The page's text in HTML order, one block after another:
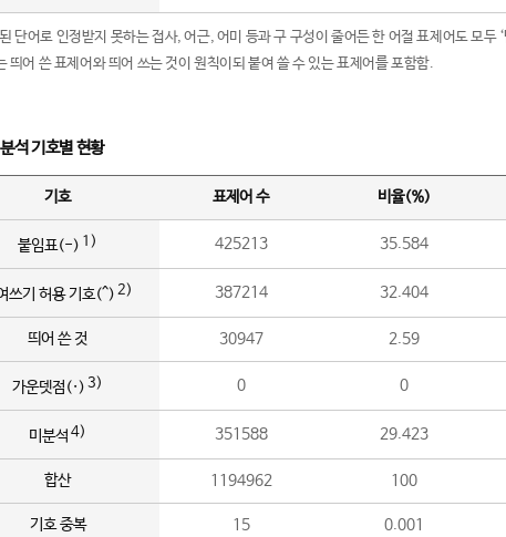
단어로 인정받지 못하는 접사, 어근, 어미 등과 구 구성이 줄어든 한 어절 표제어도 모두
띄어 쓴 표제어와 띄어 쓰는 것이 원칙이되 붙여 쓸 수 있는 표제어를 포함함.
석 기호별 현황
기호 표제어 수 비율(%)
붙임표(-) 1) 425213 35.584
쓰기 허용 기호(^) 2) 387214 32.404
띄어 쓴 것 30947 2.59
가운뎃점(·) 3) 0 0
미분석 4) 351588 29.423
합산 1194962 100
기호 중복 15 0.001